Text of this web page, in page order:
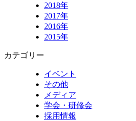
2018年
2017年
2016年
2015年
カテゴリー
イベント
その他
メディア
学会・研修会
採用情報